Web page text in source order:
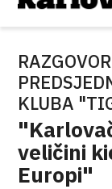
KLUBA
veličini
Europi"